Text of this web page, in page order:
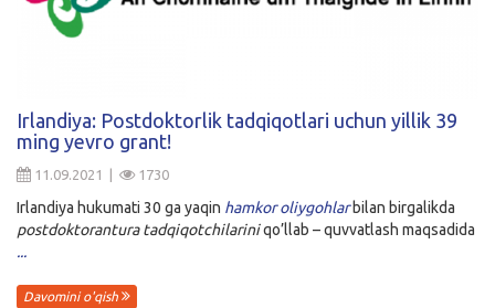
Irlandiya: Postdoktorlik tadqiqotlari uchun yillik 39
ming yevro grant!
11.09.2021 | 1730
Irlandiya hukumati 30 ga yaqin hamkor oliygohlarbilan birgalikda
postdoktorantura tadqiqotchilariniqo’llab – quvvatlash maqsadida
...
Davomini o'qish